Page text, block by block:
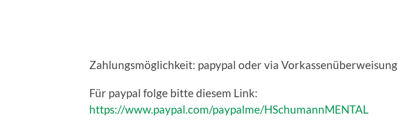
Zahlungsmöglichkeit: papypal oder via Vorkassenüberweisung
Für paypal folge bitte diesem Link:
https://www.paypal.com/paypalme/HSchumannMENTAL